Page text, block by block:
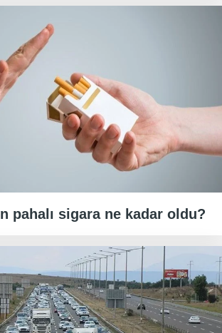
pahalı sigara ne kadar oldu?